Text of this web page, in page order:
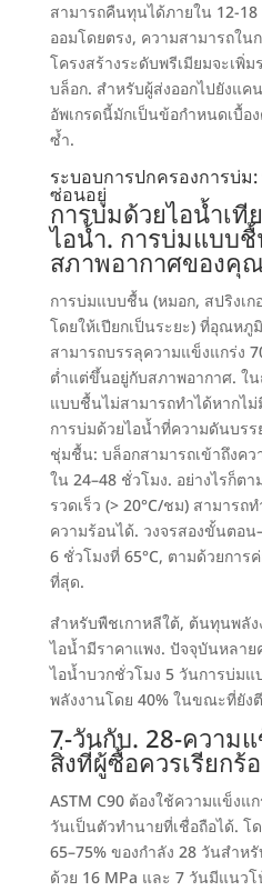
สามารถคืนทุนได้ภายใน 12-18
ออมโดยตรง, ความสามารถใน
โครงสร้างระดับพรีเมียมจะเพิ่
บล็อก. สำหรับผู้ส่งออกไปยังแค
อัพเกรดนี้มักเป็นข้อกำหนดเบื้อ
ซ้ำ.
ระบอบการปกครองการบ่ม:
ซ่อนอยู่
การบ่มด้วยไอน้ำเที
ไอน้ำ. การบ่มแบบ
สภาพอากาศของคุ
การบ่มแบบชื้น (หมอก, สปริงเก
โดยให้เปียกเป็นระยะ)ที่อุณหภูมิ
สามารถบรรลุความแข็งแกร่ง
ต่ำแต่ขึ้นอยู่กับสภาพอากาศ. ใ
แบบชื้นไม่สามารถทำได้หากไ
การบ่มด้วยไอน้ำที่ความดันบรร
ชุ่มชื้น: บล็อกสามารถเข้าถึงค
ใน 24–48 ชั่วโมง. อย่างไรก็ตา
รวดเร็ว (> 20°C/ชม) สามารถ
ความร้อนได้. วงจรสองขั้นตอ
6 ชั่วโมงที่ 65°C, ตามด้วยการ
ที่สุด.
สำหรับพืชเกาหลีใต้, ต้นทุนพลัง
ไอน้ำมีราคาแพง. ปัจจุบันหลาย
ไอน้ำบวกชั่วโมง 5 วันการบ่มแ
พลังงานโดย 40%ในขณะที่ยัง
7-วันกับ. 28-ความ
สิ่งที่ผู้ซื้อควรเรียกร้
ASTM C90 ต้องใช้ความแข็งแ
วันเป็นตัวทำนายที่เชื่อถือได้. โ
65–75% ของกำลัง 28 วันสำห
ด้วย 16 MPa และ 7 วันมีแนวโ